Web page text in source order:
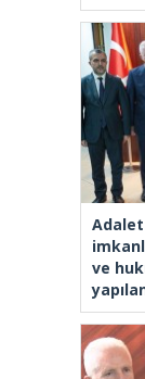
Adalet
ve